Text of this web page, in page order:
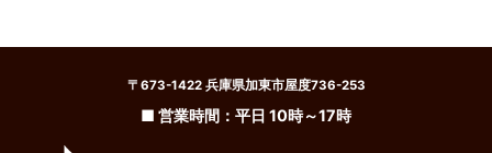
〒673-1422 兵庫県加東市屋度736-253
■ 営業時間：平日 10時～17時